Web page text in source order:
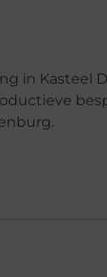
in Kasteel